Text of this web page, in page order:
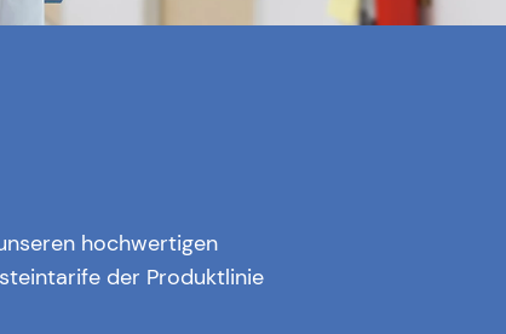
hochwertigen
der Produktlinie